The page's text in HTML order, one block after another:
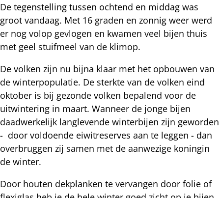
De tegenstelling tussen ochtend en middag was
groot vandaag. Met 16 graden en zonnig weer werd
er nog volop gevlogen en kwamen veel bijen thuis
met geel stuifmeel van de klimop.
De volken zijn nu bijna klaar met het opbouwen van
de winterpopulatie. De sterkte van de volken eind
oktober is bij gezonde volken bepalend voor de
uitwintering in maart. Wanneer de jonge bijen
daadwerkelijk langlevende winterbijen zijn geworden
- door voldoende eiwitreserves aan te leggen - dan
overbruggen zij samen met de aanwezige koningin
de winter.
Door houten dekplanken te vervangen door folie of